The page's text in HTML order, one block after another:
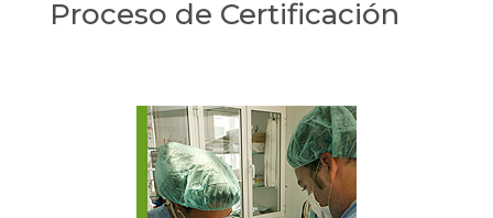
Proceso de Certificación